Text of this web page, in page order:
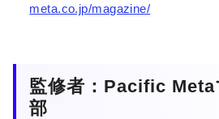
meta.co.jp/magazine/
監修者：Pacific
部